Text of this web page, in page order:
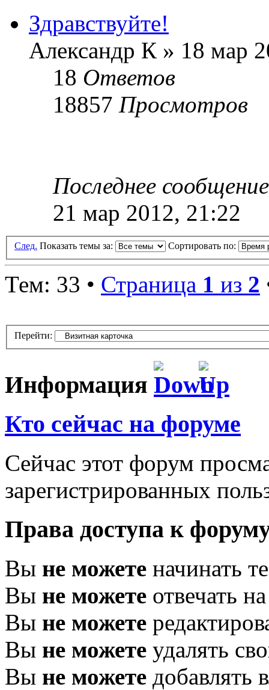
Здравствуйте!
Александр К » 18 мар
18 Ответов
18857 Просмотров
Последнее
21 мар 2012, 21:22
След. Показать темы за: Сортировать по:
Тем: 33 • Страница 1 из 2
Перейти:
Информация
Кто сейчас на форуме
Сейчас этот форум
зарегистрированных
Права доступа к
Вы не можете начинать
Вы не можете отвечать
Вы не можете
Вы не можете удалять
Вы не можете добавлять